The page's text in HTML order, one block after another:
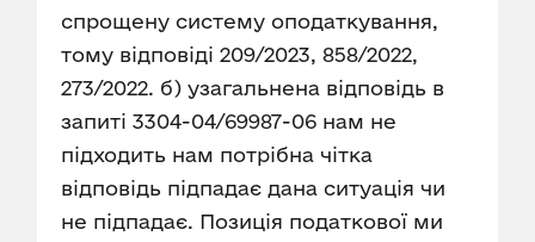
спрощену систему оподаткування,
тому відповіді 209/2023, 858/2022,
273/2022. б) узагальнена відповідь в
запиті 3304-04/69987-06 нам не
підходить нам потрібна чітка
відповідь підпадає дана ситуація чи
не підпадає. Позиція податкової ми